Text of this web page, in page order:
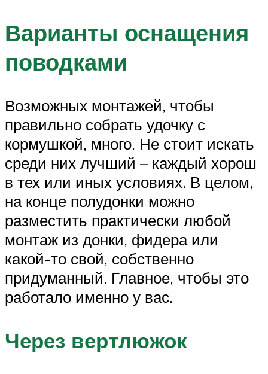
Варианты оснащения
поводками
Возможных монтажей, чтобы
правильно собрать удочку с
кормушкой, много. Не стоит искать
среди них лучший – каждый хорош
в тех или иных условиях. В целом,
на конце полудонки можно
разместить практически любой
монтаж из донки, фидера или
какой-то свой, собственно
придуманный. Главное, чтобы это
работало именно у вас.
Через вертлюжок